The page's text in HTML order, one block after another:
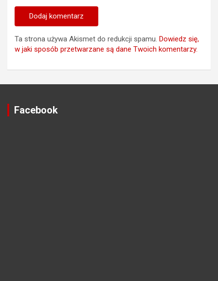
Ta strona używa Akismet do redukcji spamu. Dowiedz się,
w jaki sposób przetwarzane są dane Twoich komentarzy.
Facebook